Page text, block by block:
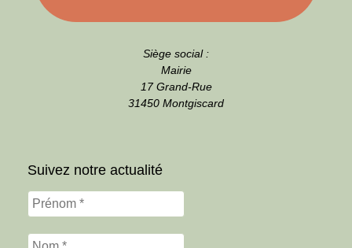
Siège social :
Mairie
17 Grand-Rue
31450 Montgiscard
Suivez notre actualité